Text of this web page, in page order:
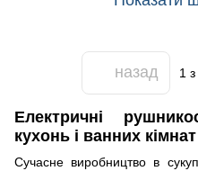
назад 1
Електричні
кухонь і ванних кімнат
Сучасне виробництво в